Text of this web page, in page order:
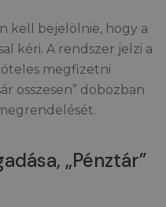
kell bejelölnie, hogy a
kéri. A rendszer jelzi a
megfizetni
összesen” dobozban
„Pénztár”